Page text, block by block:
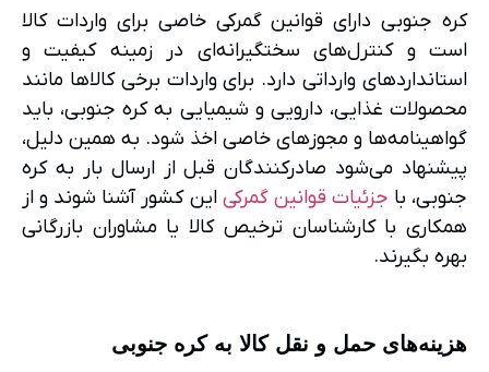
کره جنوبی دارای قوانین گمرکی خاصی برای واردات کالا
است و کنترل‌های سختگیرانه‌ای در زمینه کیفیت و
استانداردهای وارداتی دارد. برای واردات برخی کالاها مانند
محصولات غذایی، دارویی و شیمیایی به کره جنوبی، باید
گواهینامه‌ها و مجوزهای خاصی اخذ شود. به همین دلیل،
پیشنهاد می‌شود صادرکنندگان قبل از ارسال بار به کره
جنوبی، با جزئیات قوانین گمرکی این کشور آشنا شوند و از
همکاری با کارشناسان ترخیص کالا یا مشاوران بازرگانی
بهره بگیرند.
هزینه‌های حمل و نقل کالا به کره جنوبی